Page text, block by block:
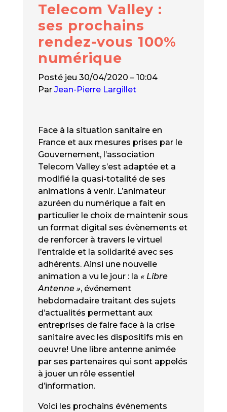
Telecom Valley :
ses prochains
rendez-vous 100%
numérique
Postéjeu 30/04/2020 – 10:04
Par Jean-Pierre Largillet
Face à la situation sanitaire en
France et aux mesures prises par le
Gouvernement, l’association
Telecom Valley s’est adaptée et a
modifié la quasi-totalité de ses
animations à venir. L’animateur
azuréen du numérique a fait en
particulier le choix de maintenir sous
un format digital ses évènements et
de renforcer à travers le virtuel
l’entraide et la solidarité avec ses
adhérents. Ainsi une nouvelle
animation a vu le jour : la « Libre
Antenne », événement
hebdomadaire traitant des sujets
d’actualités permettant aux
entreprises de faire face à la crise
sanitaire avec les dispositifs mis en
oeuvre! Une libre antenne animée
par ses partenaires qui sont appelés
à jouer un rôle essentiel
d’information.
Voici les prochains événements